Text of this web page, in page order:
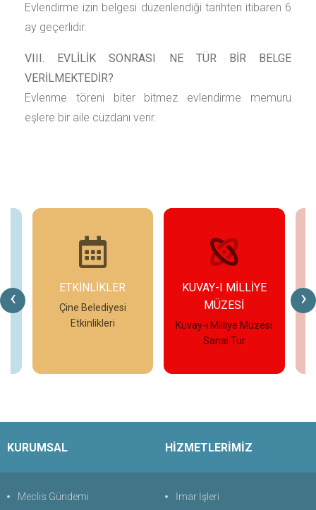
Evlendirme izin belgesi düzenlendiği tarihten itibaren 6
ay geçerlidir.
VIII. EVLİLİK SONRASI NE TÜR BİR BELGE
VERİLMEKTEDİR?
Evlenme töreni biter bitmez evlendirme memuru
eşlere bir aile cüzdanı verir.
‹ ›
ETKİNLİKLER
Çine Belediyesi
Etkinlikleri
KUVAY-I MİLLİYE
MÜZESİ
Kuvay-ı Milliye Müzesi
Sanal Tur
KURUMSAL
Meclis Gündemi
HİZMETLERİMİZ
İmar İşleri